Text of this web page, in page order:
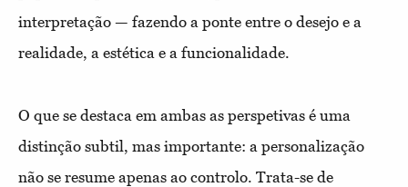
interpretação — fazendo a ponte entre o desejo e a
realidade, a estética e a funcionalidade.
O que se destaca em ambas as perspetivas é uma
distinção subtil, mas importante: a personalização
não se resume apenas ao controlo. Trata-se de